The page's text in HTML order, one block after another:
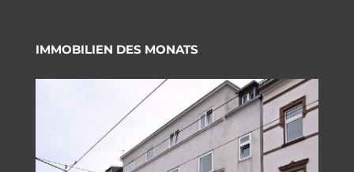
IMMOBILIEN DES MONATS